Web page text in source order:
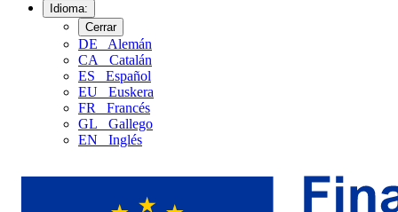
Idioma:
Cerrar
DE
Alemán
CA
Catalán
ES
Español
EU
Euskera
FR
Francés
GL
Gallego
EN
Inglés